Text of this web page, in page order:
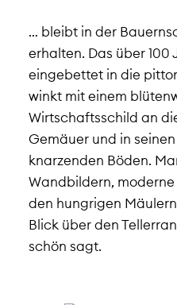
… bleibt in der
erhalten. Das über 100
eingebettet in die
winkt mit einem
Wirtschaftsschild an
Gemäuer und in
knarzenden Böden.
Wandbildern,
den hungrigen
Blick über den
schön sagt.